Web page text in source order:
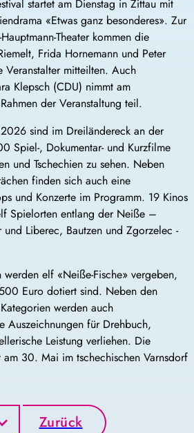
startet am Dienstag in Zittau mit
«Etwas ganz besonderes». Zur
Theater kommen die
Frida Hornemann und Peter
Veranstalter mitteilten. Auch
Klepsch (CDU) nimmt am
der Veranstaltung teil.
sind im Dreiländereck an der
Spiel-, Dokumentar- und Kurzfilme
und Tschechien zu sehen. Neben
finden sich auch eine
und Konzerte im Programm. 19 Kinos
Spielorten entlang der Neiße –
und Liberec, Bautzen und Zgorzelec -
elf «Neiße-Fische» vergeben,
Euro dotiert sind. Neben den
werden auch
Auszeichnungen für Drehbuch,
Leistung verliehen. Die
am 30. Mai im tschechischen Varnsdorf
Zurück